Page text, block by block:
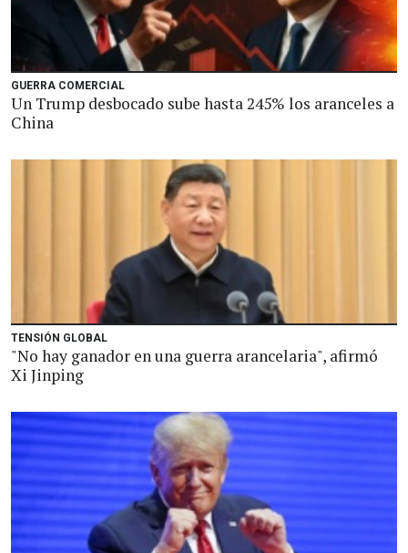
GUERRA COMERCIAL
Un Trump desbocado sube hasta 245% los aranceles a
China
TENSIÓN GLOBAL
"No hay ganador en una guerra arancelaria", afirmó
Xi Jinping